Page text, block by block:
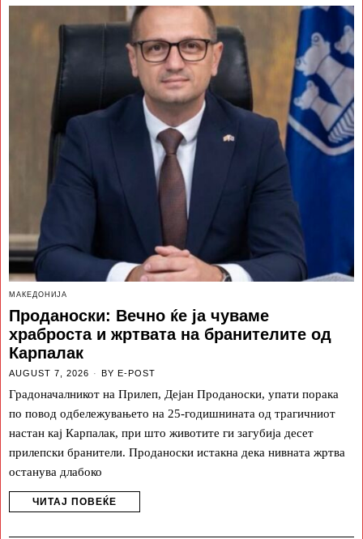
МАКЕДОНИЈА
Проданоски: Вечно ќе ја чуваме
храброста и жртвата на бранителите од
Карпалак
AUGUST 7, 2026 BY E-POST
Градоначалникот на Прилеп, Дејан Проданоски, упати порака
по повод одбележувањето на 25-годишнината од трагичниот
настан кај Карпалак, при што животите ги загубија десет
прилепски бранители. Проданоски истакна дека нивната жртва
останува длабоко
ЧИТАЈ ПОВЕЌЕ